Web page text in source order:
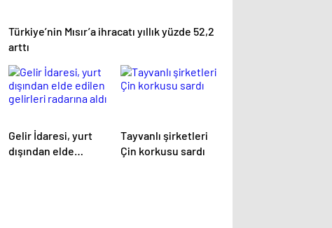
Türkiye’nin Mısır’a ihracatı yıllık yüzde 52,2
arttı
Gelir İdaresi, yurt
dışından elde
Tayvanlı şirketleri
Çin korkusu sardı